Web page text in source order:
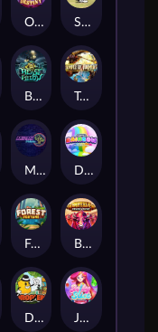
Orb of Destiny Stack'em
Beast Below Temple of Torment
Miami Multiplier Double Rainbow
Forest Fortune Buffalo Stack'n'Sync
Drop'em Jelly Slice